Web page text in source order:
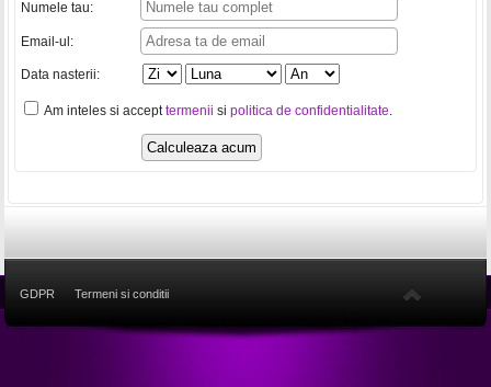
Numele tau:
Email-ul:
Data nasterii:
Am inteles si accepttermenii si politica de confidentialitate
GDPR Termeni si conditii